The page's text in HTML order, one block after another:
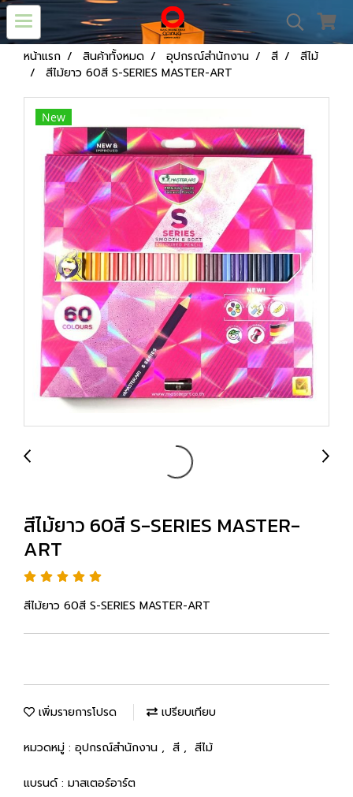
หน้าแรก สินค้าทั้งหมด อุปกรณ์สำนักงาน สี
สีไม้
สีไม้ยาว 60สี S-SERIES MASTER-ART
New
สีไม้ยาว 60สี S-SERIES MASTER-
ART
สีไม้ยาว 60สี S-SERIES MASTER-ART
เพิ่มรายการโปรด เปรียบเทียบ
หมวดหมู่ : อุปกรณ์สำนักงาน , สี , สีไม้
แบรนด์ : มาสเตอร์อาร์ต